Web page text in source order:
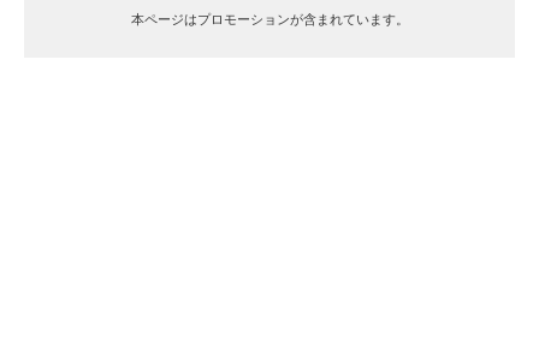
本ページはプロモーションが含まれています。